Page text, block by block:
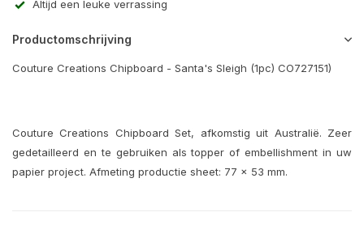
Altijd een leuke verrassing
Productomschrijving
Couture Creations Chipboard - Santa's Sleigh (1pc) CO727151)
Couture Creations Chipboard Set, afkomstig uit Australië. Zeer
gedetailleerd en te gebruiken als topper of embellishment in uw
papier project. Afmeting productie sheet: 77 x 53 mm.